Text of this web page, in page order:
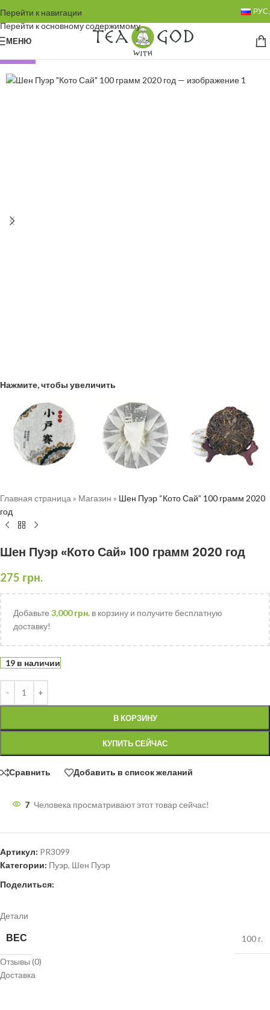
Перейти к навигации
Перейти к основному содержимому
РУС.
МЕНЮ
Нажмите, чтобы увеличить
Главная страница » Магазин » Шен Пуэр “Кото Сай” 100 грамм 2020
год
Шен Пуэр «Кото Сай» 100 грамм 2020 год
275 грн.
Добавьте 3,000грн. в корзину и получите бесплатную
доставку!
19 в наличии
В КОРЗИНУ
КУПИТЬ СЕЙЧАС
Сравнить Добавить в список желаний
7 Человека просматривают этот товар сейчас!
Артикул: PR3099
Категории: Пуэр, Шен Пуэр
Поделиться:
Детали
ВЕС 100 г.
Отзывы (0)
Доставка